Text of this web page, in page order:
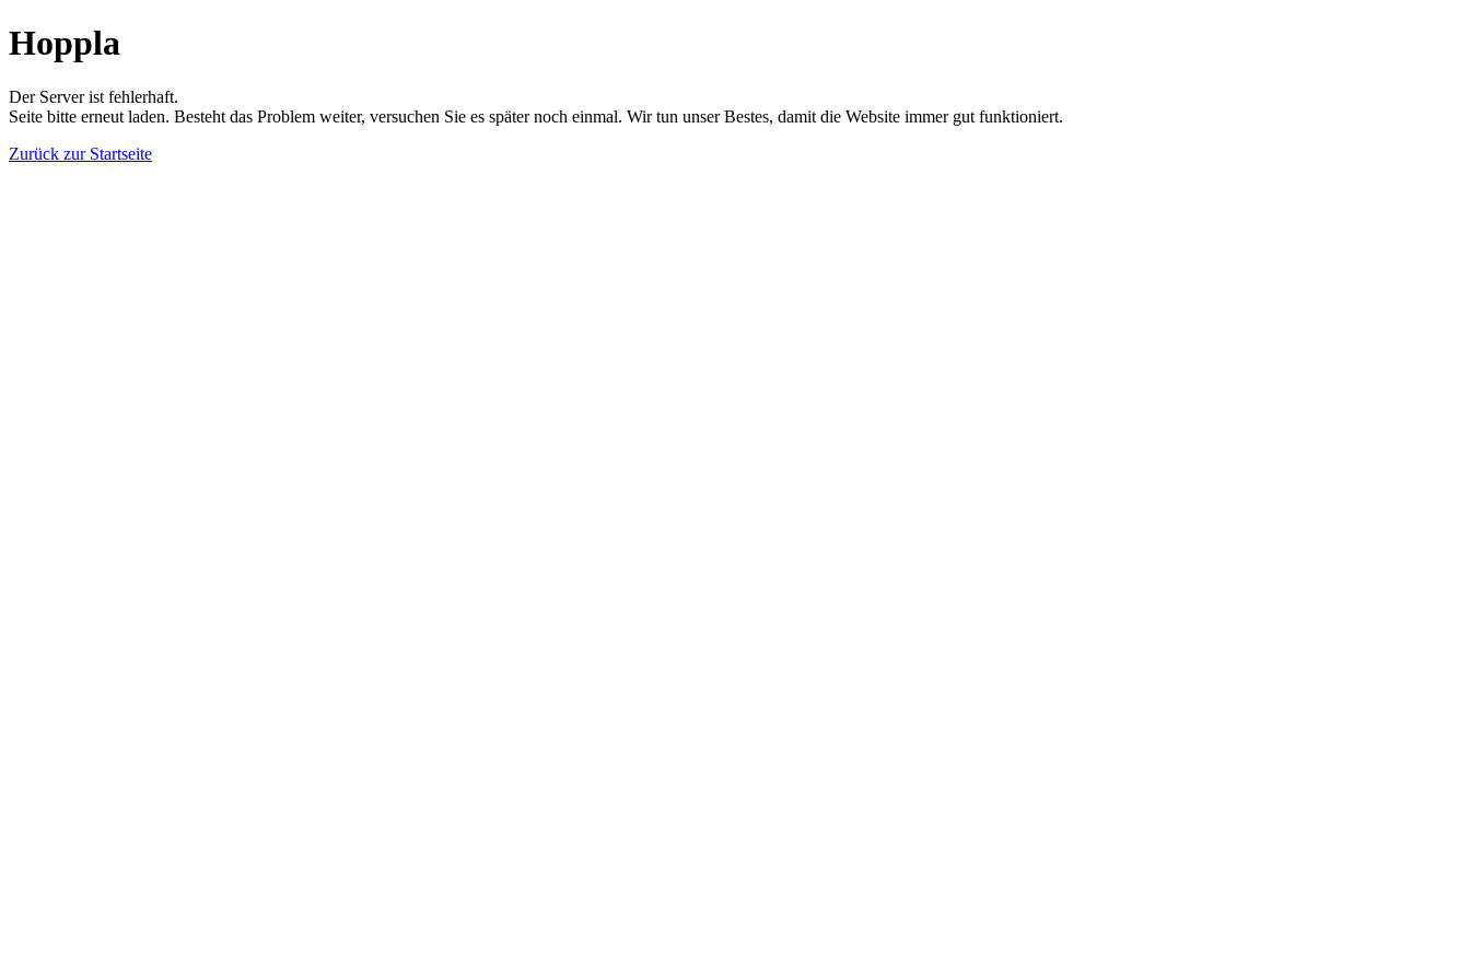
Hoppla
Der Server ist fehlerhaft.
Seite bitte erneut laden. Besteht das Problem weiter, versuchen Sie es später noch einmal. Wir tun unser Bestes, damit die Website immer gut funktioniert.
Zurück zur Startseite